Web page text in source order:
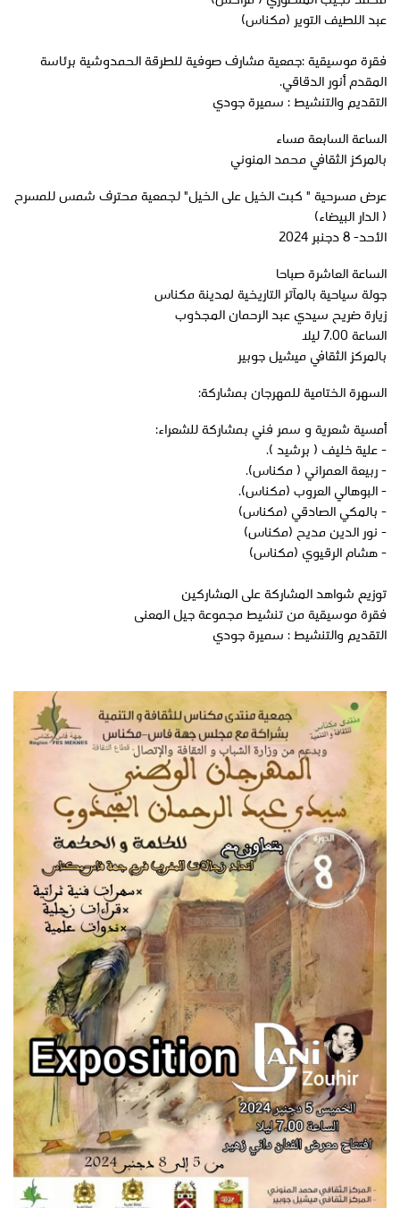
عبد اللطيف التوير (مكناس)
فقرة موسيقية :جمعية مشارف صوفية للطرقة الحمدوشية برئاسة
المقدم أنور الدقاقي.
التقديم والتنشيط : سميرة جودي
الساعة السابعة مساء
بالمركز الثقافي محمد المنوني
عرض مسرحية " كبت الخيل على الخيل" لجمعية محترف شمس للمسرح
( الدار البيضاء)
الأحد- 8 دجنبر 2024
الساعة العاشرة صباحا
جولة سياحية بالمآتر التاريخية لمدينة مكناس
زيارة ضريح سيدي عبد الرحمان المجذوب
الساعة 7.00 ليلا
بالمركز الثقافي ميشيل جوبير
السهرة الختامية للمهرجان بمشاركة:
أمسية شعرية و سمر فني بمشاركة للشعراء:
- علية خليف ( برشيد ).
- ربيعة العمراني ( مكناس).
- البوهالي العروب (مكناس).
- بالمكي الصادقي (مكناس)
- نور الدين مديح (مكناس)
- هشام الرقيوي (مكناس)
توزيع شواهد المشاركة على المشاركين
فقرة موسيقية من تنشيط مجموعة جيل المعنى
التقديم والتنشيط : سميرة جودي